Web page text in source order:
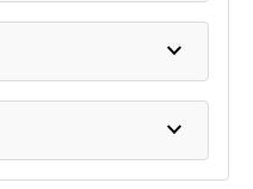
expand_more
expand_more